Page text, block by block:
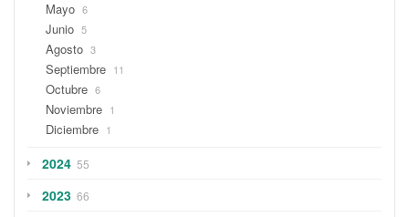
Mayo 6
Junio 5
Agosto 3
Septiembre 11
Octubre 6
Noviembre 1
Diciembre 1
2024 55
2023 66